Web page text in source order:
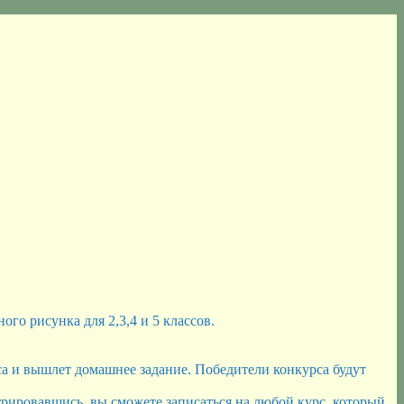
рисунка для 2,3,4 и 5 классов.
и вышлет домашнее задание. Победители конкурса будут